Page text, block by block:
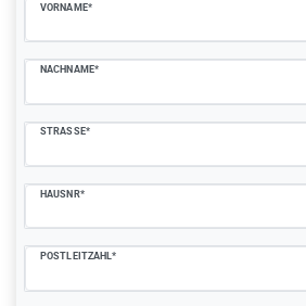
VORNAME*
NACHNAME*
STRASSE*
HAUSNR*
POSTLEITZAHL*